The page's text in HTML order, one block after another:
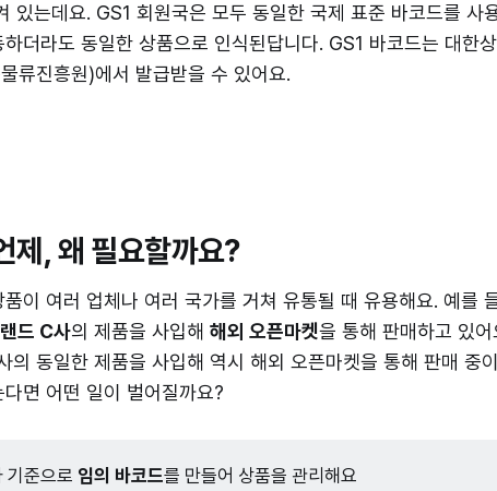
있는데요. GS1 회원국은 모두 동일한 국제 표준 바코드를 사
더라도 동일한 상품으로 인식된답니다. GS1 바코드는 대한
류진흥원)에서 발급받을 수 있어요.
제, 왜 필요할까요?
이 여러 업체나 여러 국가를 거쳐 유통될 때 유용해요. 예를
드 C사의 제품을 사입해 해외 오픈마켓을 통해 판매하고 있
의 동일한 제품을 사입해 역시 해외 오픈마켓을 통해 판매 중
면 어떤 일이 벌어질까요?
기준으로 임의 바코드를 만들어 상품을 관리해요